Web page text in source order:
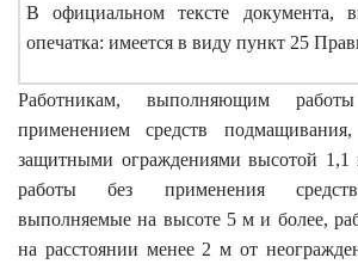
В официальном тексте документа,
опечатка: имеется в виду пункт 25
Работникам, выполняющим
применением средств
защитными ограждениями высотой 1,1
работы без применения
выполняемые на высоте 5 м и более,
на расстоянии менее 2 м от